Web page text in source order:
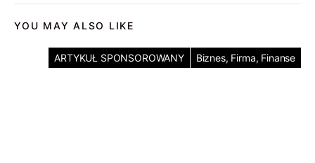
YOU MAY ALSO LIKE
ARTYKUŁ SPONSOROWANY Biznes, Firma, Finanse